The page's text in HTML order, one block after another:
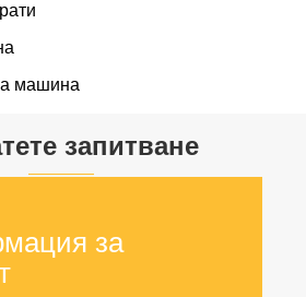
машина
запитване
за